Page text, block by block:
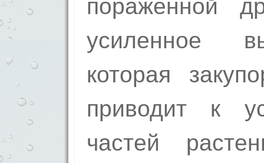
пораженной
усиленное
которая
приводит к
частей